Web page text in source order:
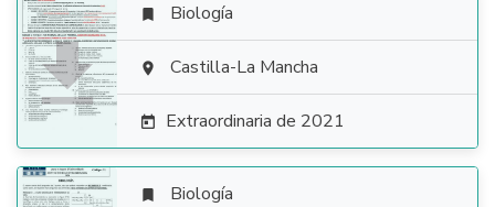

 Biología
 Castilla-La Mancha
 Extraordinaria de 2021
 Biología